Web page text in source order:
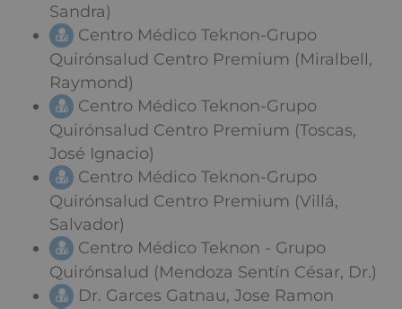
Sandra)
Centro Médico Teknon-Grupo
Quirónsalud Centro Premium (Miralbell,
Raymond)
Centro Médico Teknon-Grupo
Quirónsalud Centro Premium (Toscas,
José Ignacio)
Centro Médico Teknon-Grupo
Quirónsalud Centro Premium (Villá,
Salvador)
Centro Médico Teknon - Grupo
Quirónsalud (Mendoza Sentín César, Dr.)
Dr. Garces Gatnau, Jose Ramon